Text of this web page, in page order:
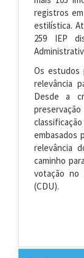
registros
estilística.
259 IEP
Os estudos
relevância
Desde a
embasados
relevância
caminho
votação no
(CDU).